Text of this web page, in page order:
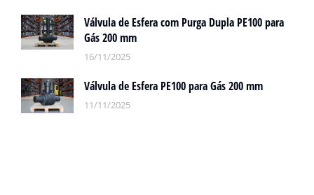
Válvula de Esfera com Purga Dupla PE100 para
Gás 200 mm
16/11/2025
Válvula de Esfera PE100 para Gás 200 mm
11/11/2025